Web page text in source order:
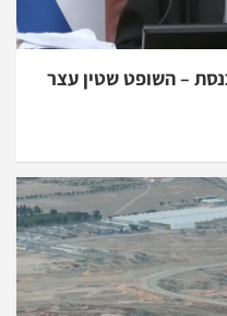
– השופט שטין עצר